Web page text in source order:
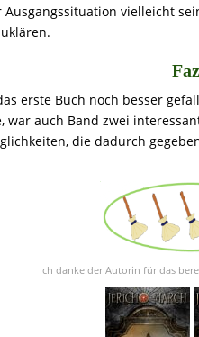
vielleicht
erste Buch noch besser
war auch Band zwei
die dadurch
Ich danke der Autorin für das